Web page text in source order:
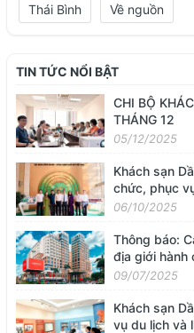
Thái Bình Về nguồn
TIN TỨC NỔI BẬT
CHI BỘ
THÁNG 12
05/12/2025
Khách sạn
chức, phục
ngành Dầu
06/10/2025
Thông báo:
địa giới hành
09/07/2025
Khách sạn
vụ du lịch và